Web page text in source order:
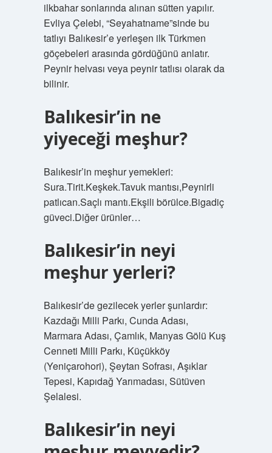
ilkbahar sonlarında alınan sütten yapılır.
Evliya Çelebi, “Seyahatname”sinde bu
tatlıyı Balıkesir’e yerleşen ilk Türkmen
göçebeleri arasında gördüğünü anlatır.
Peynir helvası veya peynir tatlısı olarak da
bilinir.
Balıkesir’in ne
yiyeceği meşhur?
Balıkesir’in meşhur yemekleri:
Sura.Tirit.Keşkek.Tavuk mantısı,Peynirli
patlıcan.Saçlı mantı.Ekşili börülce.Bigadiç
güveci.Diğer ürünler…
Balıkesir’in neyi
meşhur yerleri?
Balıkesir’de gezilecek yerler şunlardır:
Kazdağı Milli Parkı, Cunda Adası,
Marmara Adası, Çamlık, Manyas Gölü Kuş
Cenneti Milli Parkı, Küçükköy
(Yeniçarohori), Şeytan Sofrası, Aşıklar
Tepesi, Kapıdağ Yarımadası, Sütüven
Şelalesi.
Balıkesir’in neyi